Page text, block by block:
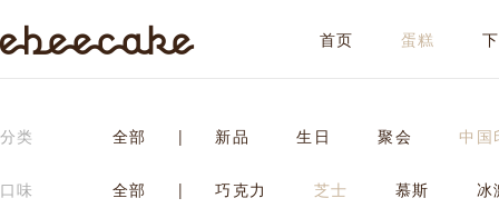
首页 蛋糕
分类 全部 | 新品 生日 聚会 中国
口味 全部 | 巧克力 芝士 慕斯 冰